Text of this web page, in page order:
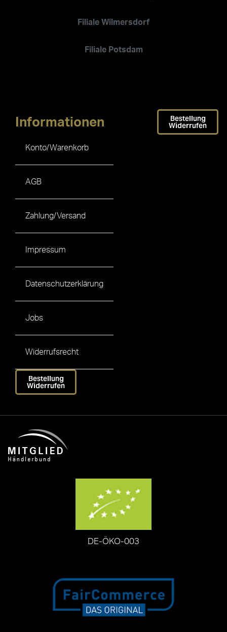
Filiale Wilmersdorf
Filiale Potsdam
Informationen
Konto/Warenkorb
AGB
Zahlung/Versand
Impressum
Datenschutzerklärung
Jobs
Widerrufsrecht
Bestellung
Widerrufen
Bestellung
Widerrufen
DE-ÖKO-003